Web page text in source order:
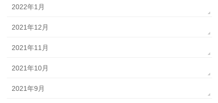
2022年1月
2021年12月
2021年11月
2021年10月
2021年9月